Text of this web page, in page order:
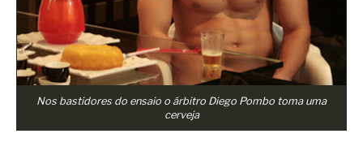
Nos bastidores do ensaio o árbitro Diego Pombo toma uma
cerveja